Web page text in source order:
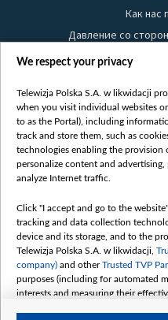
Как нас
Давление со
Правила
We respect your privacy
Telewizja Polska S.A. w likwidacji
when you visit individual websites
to as the Portal), including
track and store them, such as
technologies enabling the provision
personalize content and
analyze Internet traffic.
Click "I accept and go to the
tracking and data collection
device and its storage, and to the
Telewizja Polska S.A. w likwidacji,
company) and otherTrusted TVP
purposes (including for automated
interests and measuring their